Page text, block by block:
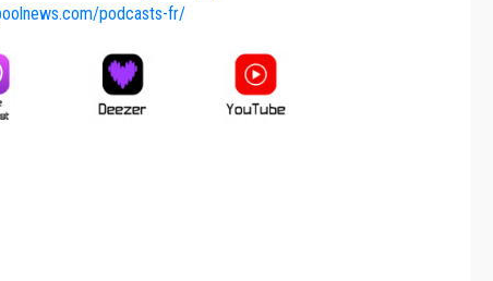
podcasts-fr/